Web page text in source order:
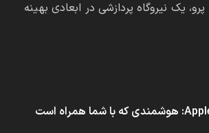
می‌کند. آیفون ۱۶ پرو، یک نیروگاه پردازشی در ابعادی بهینه